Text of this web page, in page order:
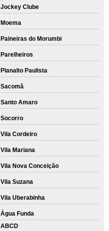
Jockey Clube
Moema
Paineiras do Morumbi
Parelheiros
Planalto Paulista
Sacomã
Santo Amaro
Socorro
Vila Cordeiro
Vila Mariana
Vila Nova Conceição
Vila Suzana
Vila Uberabinha
Água Funda
ABCD